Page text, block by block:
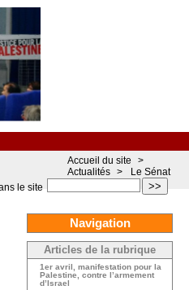
>>
le site
Accueil du site
>
Actualités >
Le Sénat
Navigation
Articles de la rubrique
1er avril, manifestation pour la
Palestine, contre l’armement
d’Israel